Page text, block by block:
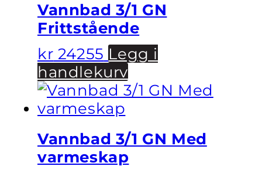
Vannbad 3/1 GN
Frittstående
kr 24255 Legg i
handlekurv
Vannbad 3/1 GN Med
varmeskap